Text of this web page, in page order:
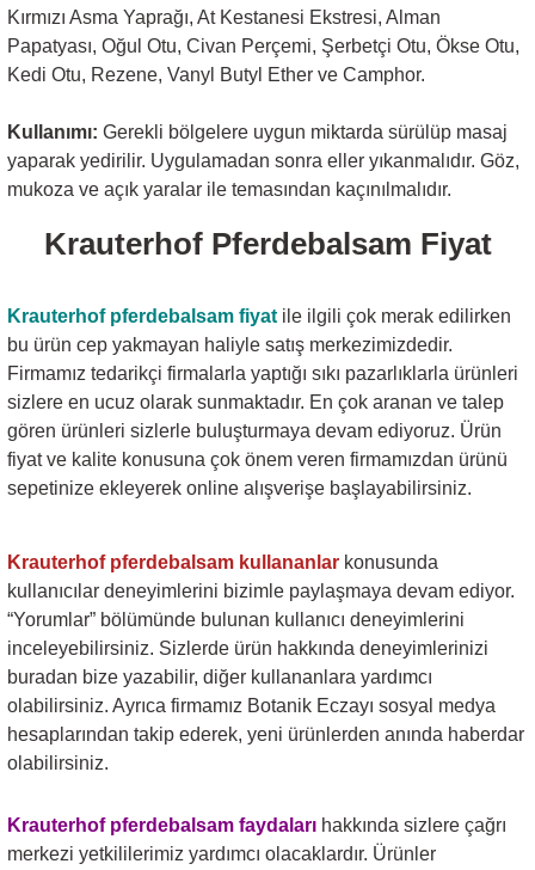
Kırmızı Asma Yaprağı, At Kestanesi Ekstresi, Alman
Papatyası, Oğul Otu, Civan Perçemi, Şerbetçi Otu, Ökse Otu,
Kedi Otu, Rezene, Vanyl Butyl Ether ve Camphor.
Kullanımı: Gerekli bölgelere uygun miktarda sürülüp masaj
yaparak yedirilir. Uygulamadan sonra eller yıkanmalıdır. Göz,
mukoza ve açık yaralar ile temasından kaçınılmalıdır.
Krauterhof Pferdebalsam Fiyat
Krauterhof pferdebalsam fiyat ile ilgili çok merak edilirken
bu ürün cep yakmayan haliyle satış merkezimizdedir.
Firmamız tedarikçi firmalarla yaptığı sıkı pazarlıklarla ürünleri
sizlere en ucuz olarak sunmaktadır. En çok aranan ve talep
gören ürünleri sizlerle buluşturmaya devam ediyoruz. Ürün
fiyat ve kalite konusuna çok önem veren firmamızdan ürünü
sepetinize ekleyerek online alışverişe başlayabilirsiniz.
Krauterhof pferdebalsam kullananlar konusunda
kullanıcılar deneyimlerini bizimle paylaşmaya devam ediyor.
“Yorumlar” bölümünde bulunan kullanıcı deneyimlerini
inceleyebilirsiniz. Sizlerde ürün hakkında deneyimlerinizi
buradan bize yazabilir, diğer kullananlara yardımcı
olabilirsiniz. Ayrıca firmamız Botanik Eczayı sosyal medya
hesaplarından takip ederek, yeni ürünlerden anında haberdar
olabilirsiniz.
Krauterhof pferdebalsam faydaları hakkında sizlere çağrı
merkezi yetkililerimiz yardımcı olacaklardır. Ürünler